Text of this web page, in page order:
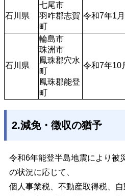
石川県
七尾市
羽咋郡志賀
町
令和7年1
石川県
輪島市
珠洲市
鳳珠郡穴水
町
鳳珠郡能登
町
令和7年10
2.減免・徴収の猶予
令和6年能登半島地震により被
の状況に応じて、
個人事業税、不動産取得税、